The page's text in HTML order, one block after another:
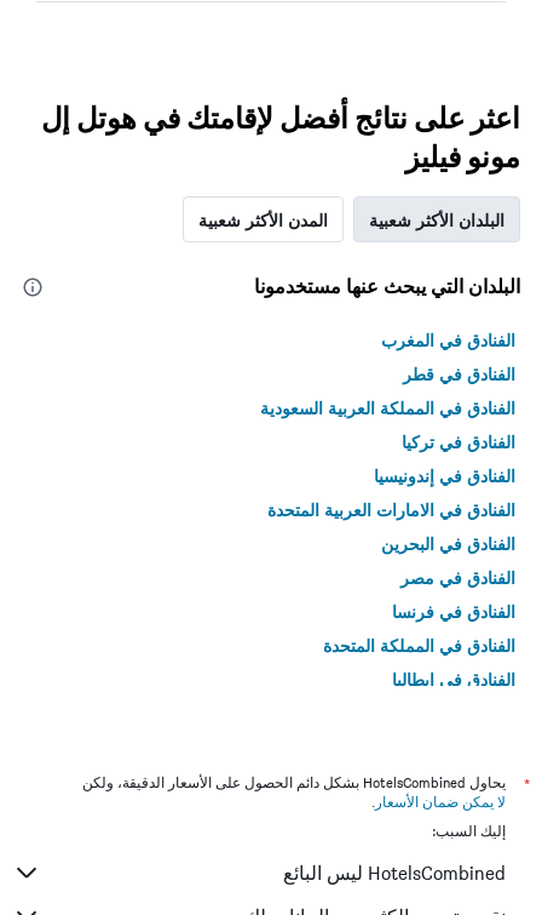
اعثر على نتائج أفضل لإقامتك في هوتل إل
مونو فيليز
البلدان الأكثر شعبية المدن الأكثر شعبية
البلدان التي يبحث عنها مستخدمونا
الفنادق في المغرب
الفنادق في قطر
الفنادق في المملكة العربية السعودية
الفنادق في تركيا
الفنادق في إندونيسيا
الفنادق في الامارات العربية المتحدة
الفنادق في البحرين
الفنادق في مصر
الفنادق في فرنسا
الفنادق في المملكة المتحدة
الفنادق في إيطاليا
*
يحاول HotelsCombined بشكل دائم الحصول على الأسعار الدقيقة، ولكن
لا يمكن ضمان الأسعار .
إليك السبب:
HotelsCombined ليس البائع